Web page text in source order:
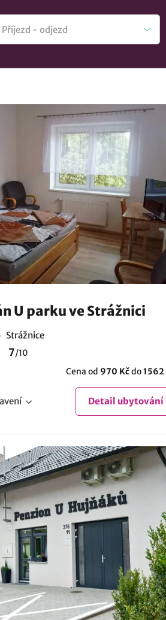
U parku ve Strážnici
Strážnice
7/10
Cena od 970 Kčdo1562
Detail ubytování